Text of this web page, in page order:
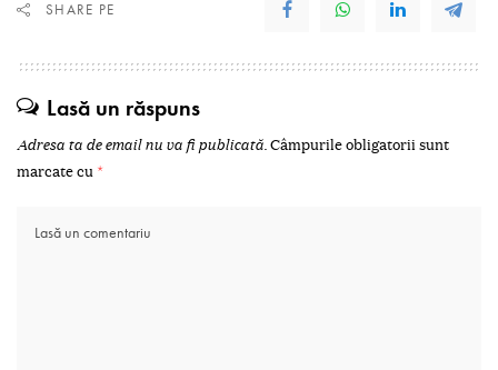
SHARE PE
Lasă un răspuns
Adresa ta de email nu va fi publicată.Câmpurile obligatorii sunt
marcate cu *